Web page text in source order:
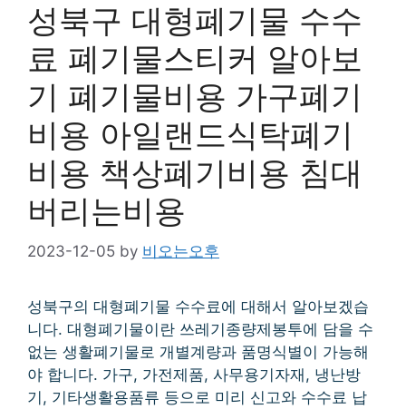
성북구 대형폐기물 수수
료 폐기물스티커 알아보
기 폐기물비용 가구폐기
비용 아일랜드식탁폐기
비용 책상폐기비용 침대
버리는비용
2023-12-05 by 비오는오후
성북구의 대형폐기물 수수료에 대해서 알아보겠습
니다. 대형폐기물이란 쓰레기종량제봉투에 담을 수
없는 생활폐기물로 개별계량과 품명식별이 가능해
야 합니다. 가구, 가전제품, 사무용기자재, 냉난방
기, 기타생활용품류 등으로 미리 신고와 수수료 납